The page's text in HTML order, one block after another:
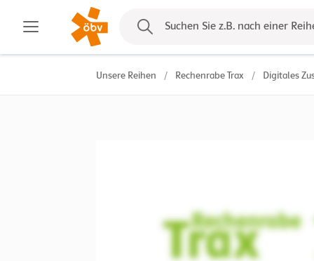
Suchen Sie z.B. nach einer
Kontakt
Unsere Reihen / Rechenrabe Trax / Digitales